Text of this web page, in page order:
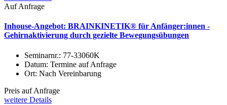
Auf Anfrage
Inhouse-Angebot: BRAINKINETIK® für Anfänger:innen -
Gehirnaktivierung durch gezielte Bewegungsübungen
Seminarnr.: 77-33060K
Datum: Termine auf Anfrage
Ort: Nach Vereinbarung
Preis auf Anfrage
weitere Details